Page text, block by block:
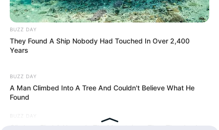
BUZZ DAY
They Found A Ship Nobody Had Touched In Over 2,400
Years
BUZZ DAY
A Man Climbed Into A Tree And Couldn't Believe What He
Found
BUZZ DAY